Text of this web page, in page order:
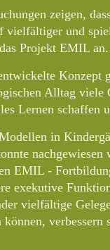
zeigen,
und
Projekt EMIL an.
Konzept
Alltag viele
Lernen schaffen
in
nachgewiesen
EMIL -
exekutive
vielfältige
verbessern